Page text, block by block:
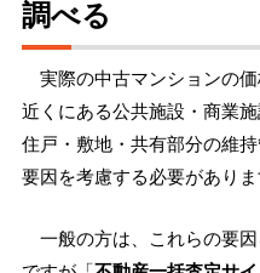
調べる
実際の中古マンションの
近くにある公共施設・商業
住戸・敷地・共有部分の維
要因を考慮する必要がありま
一般の方は、これらの要